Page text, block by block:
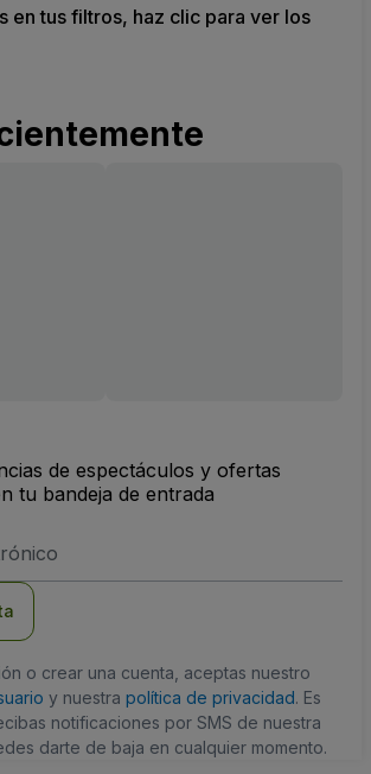
en tus filtros, haz clic para ver los
de espectáculos y ofertas
tu bandeja de entrada
o crear una cuenta, aceptas nuestro
y nuestra política de privacidad. Es
notificaciones por SMS de nuestra
darte de baja en cualquier momento.